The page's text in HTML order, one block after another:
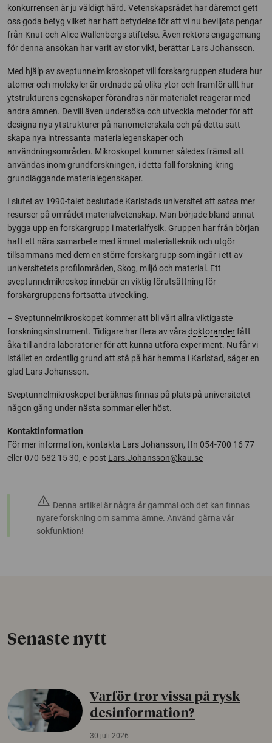
konkurrensen är ju väldigt hård. Vetenskapsrådet har däremot gett
oss goda betyg vilket har haft betydelse för att vi nu beviljats pengar
från Knut och Alice Wallenbergs stiftelse. Även rektors engagemang
för denna ansökan har varit av stor vikt, berättar Lars Johansson.
Med hjälp av sveptunnelmikroskopet vill forskargruppen studera hur
atomer och molekyler är ordnade på olika ytor och framför allt hur
ytstrukturens egenskaper förändras när materialet reagerar med
andra ämnen. De vill även undersöka och utveckla metoder för att
designa nya ytstrukturer på nanometerskala och på detta sätt
skapa nya intressanta materialegenskaper och
användningsområden. Mikroskopet kommer således främst att
användas inom grundforskningen, i detta fall forskning kring
grundläggande materialegenskaper.
I slutet av 1990-talet beslutade Karlstads universitet att satsa mer
resurser på området materialvetenskap. Man började bland annat
bygga upp en forskargrupp i materialfysik. Gruppen har från början
haft ett nära samarbete med ämnet materialteknik och utgör
tillsammans med dem en större forskargrupp som ingår i ett av
universitetets profilområden, Skog, miljö och material. Ett
sveptunnelmikroskop innebär en viktig förutsättning för
forskargruppens fortsatta utveckling.
– Sveptunnelmikroskopet kommer att bli vårt allra viktigaste
forskningsinstrument. Tidigare har flera av våra doktoranderfått
åka till andra laboratorier för att kunna utföra experiment. Nu får vi
istället en ordentlig grund att stå på här hemma i Karlstad, säger en
glad Lars Johansson.
Sveptunnelmikroskopet beräknas finnas på plats på universitetet
någon gång under nästa sommar eller höst.
Kontaktinformation
För mer information, kontakta Lars Johansson, tfn 054-700 16 77
eller 070-682 15 30, e-post Lars.Johansson@kau.se
warning Denna artikel är några år gammal och det kan finnas
nyare forskning om samma ämne. Använd gärna vår
sökfunktion!
Senaste nytt
Varför tror vissa på rysk
desinformation?
30 juli 2026